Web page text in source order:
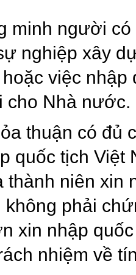
minh người có
nghiệp xây
việc nhập
cho Nhà nước.
thuận có đủ
quốc tịch Việt
niên xin
không phải
xin nhập
nhiệm về